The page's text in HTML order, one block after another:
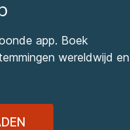
app. Boek
wereldwijd en